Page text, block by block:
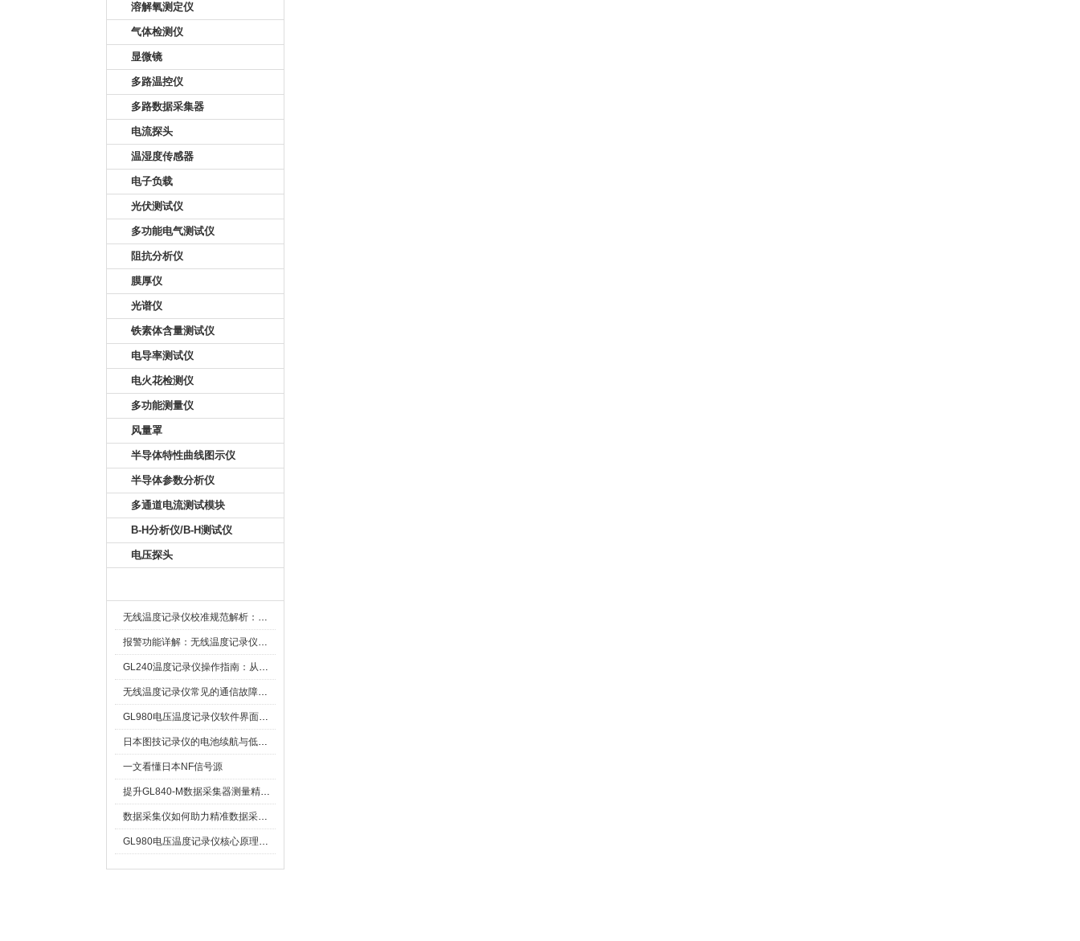
溶解氧测定仪
气体检测仪
显微镜
多路温控仪
多路数据采集器
电流探头
温湿度传感器
电子负载
光伏测试仪
多功能电气测试仪
阻抗分析仪
膜厚仪
光谱仪
铁素体含量测试仪
电导率测试仪
电火花检测仪
多功能测量仪
风量罩
半导体特性曲线图示仪
半导体参数分析仪
多通道电流测试模块
B-H分析仪/B-H测试仪
电压探头
无线温度记录仪校准规范解析：从多点比对到不确定度评定的实操流程
报警功能详解：无线温度记录仪的阈值设定与通知机制
GL240温度记录仪操作指南：从开箱、接线到数据导出的标准化流程
无线温度记录仪常见的通信故障诊断与排除指南
GL980电压温度记录仪软件界面功能与使用技巧
日本图技记录仪的电池续航与低功耗模式适用场景分析
一文看懂日本NF信号源
提升GL840-M数据采集器测量精度的操作秘籍
数据采集仪如何助力精准数据采集与分析？​
GL980电压温度记录仪核心原理及行业应用